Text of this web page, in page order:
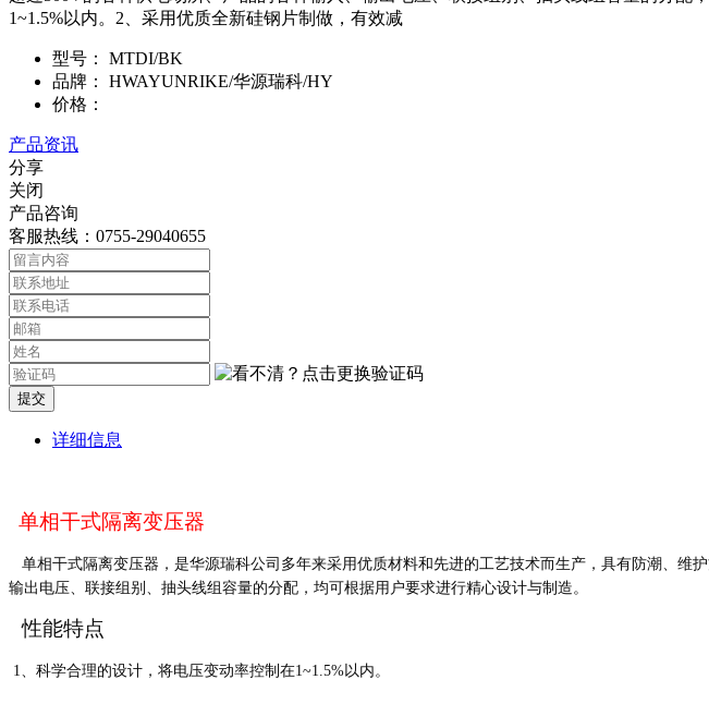
1~1.5%以内。2、采用优质全新硅钢片制做，有效减
型号：
MTDI/BK
品牌：
HWAYUNRIKE/华源瑞科/HY
价格：
产品资讯
分享
关闭
产品咨询
客服热线：0755-29040655
提交
详细信息
单相干式隔离变压器
单相干式隔离变压器，是华源瑞科公司多年来采用优质材料和先进的工艺技术而生产，具有防潮、维
输出电压、联接组别、抽头线组容量的分配，均可根据用户要求进行精心设计与制造。
性能特点
1、科学合理的设计，将电压变动率控制在1~1.5%以内。